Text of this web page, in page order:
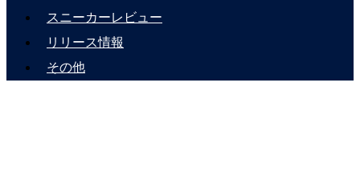
スニーカーレビュー
リリース情報
その他